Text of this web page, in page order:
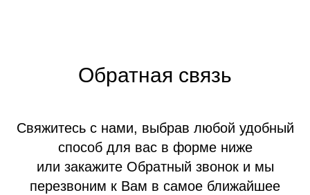
Обратная связь
Свяжитесь с нами, выбрав любой удобный
способ для вас в форме ниже
или закажите Обратный звонок и мы
перезвоним к Вам в самое ближайшее